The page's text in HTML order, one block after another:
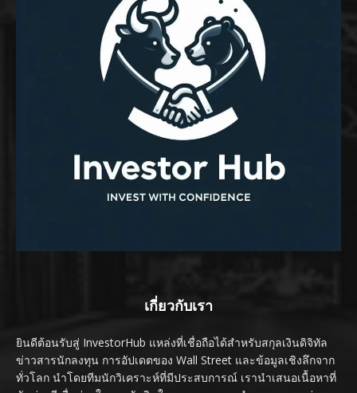
เกี่ยวกับเรา
ยินดีต้อนรับสู่ InvestorHub แหล่งที่เชื่อถือได้สำหรับสกุลเงินดิจิทัล
ข่าวสารนักลงทุน การอัปเดตของ Wall Street และข้อมูลเชิงลึกจาก
ทั่วโลก นำโดยทีมนักวิเคราะห์ที่มีประสบการณ์ เรานำเสนอเนื้อหาที่